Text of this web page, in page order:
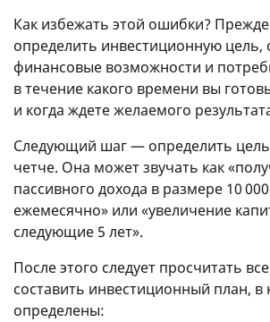
Как избежать этой ошибки? Прежде
определить инвестиционную цель,
финансовые возможности и
в течение какого времени вы
и когда ждете желаемого
Следующий шаг — определить
четче. Она может звучать как
пассивного дохода в размере 10
ежемесячно» или «увеличение
следующие 5 лет».
После этого следует просчитать
составить инвестиционный план, в
определены: